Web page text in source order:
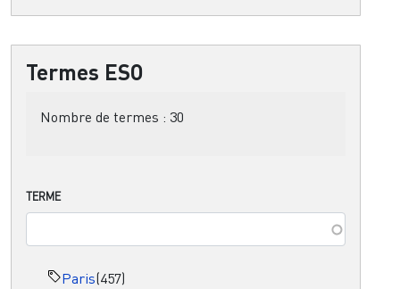
Termes ESO
Nombre de termes : 30
TERME
Paris(457)